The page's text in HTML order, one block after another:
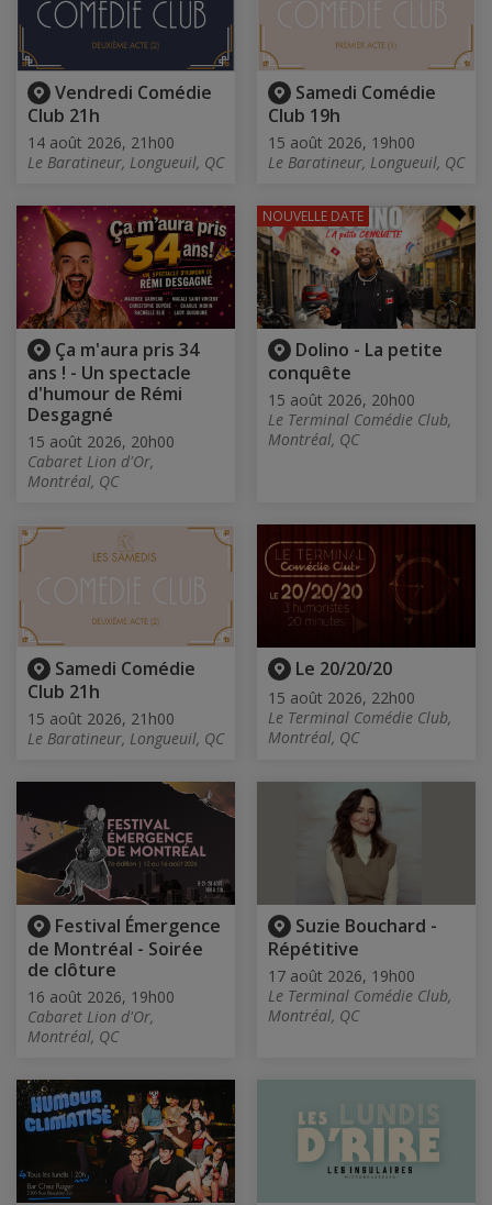
Vendredi Comédie
Club 21h
14 août 2026, 21h00
Le Baratineur, Longueuil, QC
Samedi Comédie
Club 19h
15 août 2026, 19h00
Le Baratineur, Longueuil, QC
Ça m'aura pris 34
ans ! - Un spectacle
d'humour de Rémi
Desgagné
15 août 2026, 20h00
Cabaret Lion d'Or,
Montréal, QC
Dolino - La petite
conquête
15 août 2026, 20h00
Le Terminal Comédie Club,
Montréal, QC
NOUVELLE DATE
Samedi Comédie
Club 21h
15 août 2026, 21h00
Le Baratineur, Longueuil, QC
Le 20/20/20
15 août 2026, 22h00
Le Terminal Comédie Club,
Montréal, QC
Festival Émergence
de Montréal - Soirée
de clôture
16 août 2026, 19h00
Cabaret Lion d'Or,
Montréal, QC
Suzie Bouchard -
Répétitive
17 août 2026, 19h00
Le Terminal Comédie Club,
Montréal, QC